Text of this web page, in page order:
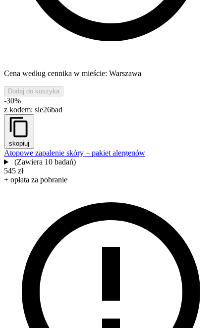
Cena według cennika w mieście: Warszawa
Dodaj do koszyka
-30%
z kodem: sie26bad
skopiuj
Atopowe zapalenie skóry – pakiet alergenów
(Zawiera 10 badań)
545 zł
+ opłata za pobranie